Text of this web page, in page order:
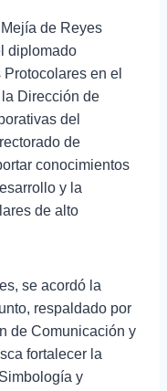
de Reyes
diplomado
en el
Dirección de
del
de
conocimientos
y la
de alto
se acordó la
respaldado por
de Comunicación y
fortalecer la
y